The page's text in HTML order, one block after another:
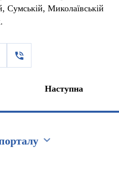
Сумській, Миколаївській
Наступна